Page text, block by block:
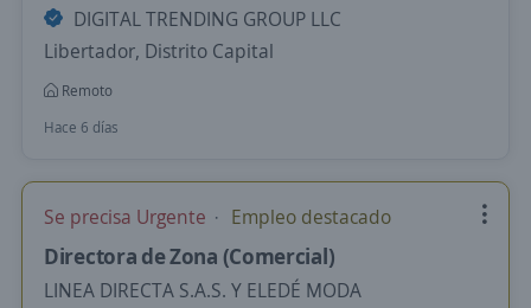
DIGITAL TRENDING GROUP LLC
Libertador, Distrito Capital
Remoto
Hace 6 días
Se precisa Urgente Empleo destacado
Directora de Zona (Comercial)
LINEA DIRECTA S.A.S. Y ELEDÉ MODA